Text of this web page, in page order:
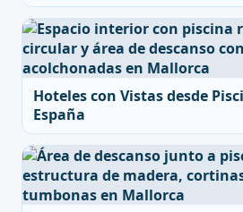
Hoteles con Vistas desde
España